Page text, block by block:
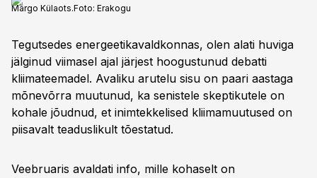
Margo Külaots.Foto: Erakogu
Tegutsedes energeetikavaldkonnas, olen alati huviga
jälginud viimasel ajal järjest hoogustunud debatti
kliimateemadel. Avaliku arutelu sisu on paari aastaga
mõnevõrra muutunud, ka senistele skeptikutele on
kohale jõudnud, et inimtekkelised kliimamuutused on
piisavalt teaduslikult tõestatud.
Veebruaris avaldati info, mille kohaselt on